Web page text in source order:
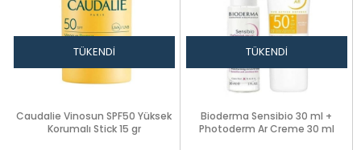
TÜKENDI
Caudalie Vinosun SPF50 Yüksek
Korumalı Stick 15 gr
TÜKENDI
Bioderma Sensibio 30 ml +
Photoderm Ar Creme 30 ml